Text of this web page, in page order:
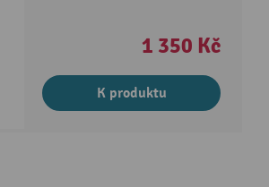
1 350 Kč
K produktu